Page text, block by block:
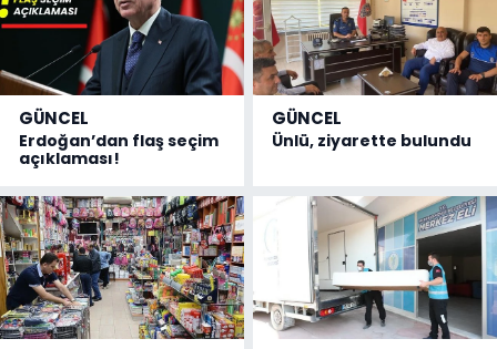
GÜNCEL
Erdoğan’dan flaş seçim
açıklaması!
GÜNCEL
Ünlü, ziyarette bulundu